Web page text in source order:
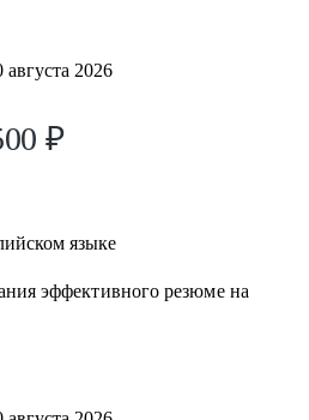
августа 2026
₽
языке
эффективного резюме на